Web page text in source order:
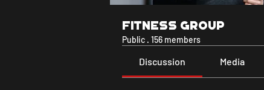
Fitness Group
Public · 156 members
Discussion Media